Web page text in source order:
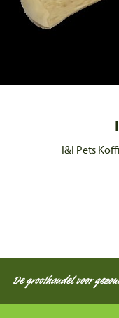
I&I Pets
De groothandel voor